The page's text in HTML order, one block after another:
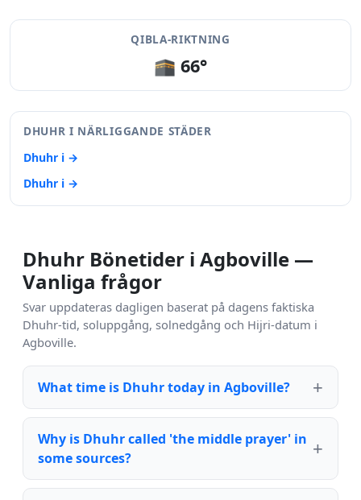
QIBLA-RIKTNING
🕋 66°
DHUHR I NÄRLIGGANDE STÄDER
Dhuhr i →
Dhuhr i →
Dhuhr Bönetider i Agboville —
Vanliga frågor
Svar uppdateras dagligen baserat på dagens faktiska
Dhuhr-tid, soluppgång, solnedgång och Hijri-datum i
Agboville.
What time is Dhuhr today in Agboville?
Why is Dhuhr called 'the middle prayer' in
some sources?